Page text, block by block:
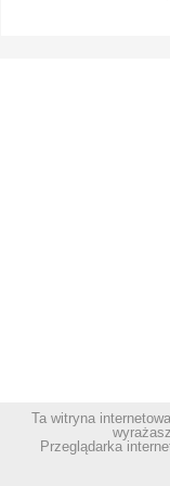
Ta witryna
Przeglądarka